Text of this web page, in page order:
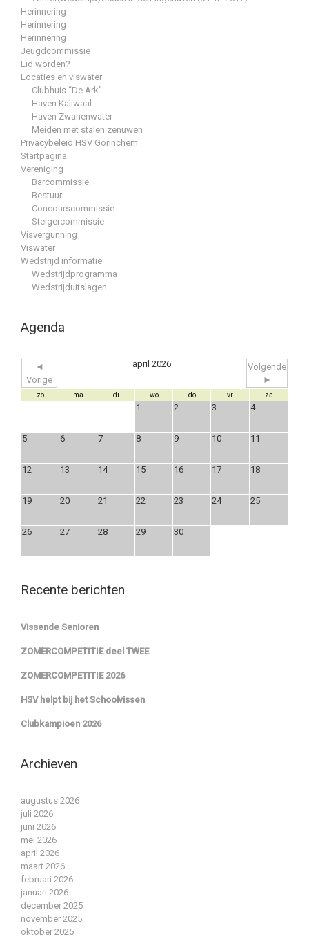
Herinnering
Herinnering
Herinnering
Jeugdcommissie
Lid worden?
Locaties en viswater
Clubhuis “De Ark”
Haven Kaliwaal
Haven Zwanenwater
Meiden met stalen zenuwen
Privacybeleid HSV Gorinchem
Startpagina
Vereniging
Barcommissie
Bestuur
Concourscommissie
Steigercommissie
Visvergunning
Viswater
Wedstrijd informatie
Wedstrijdprogramma
Wedstrijduitslagen
Agenda
◄
Vorige
april 2026
Volgende
►
zo ma di wo do vr za
1 2 3 4
5 6 7 8 9 10 11
12 13 14 15 16 17 18
19 20 21 22 23 24 25
26 27 28 29 30
Recente berichten
Vissende Senioren
ZOMERCOMPETITIE deel TWEE
ZOMERCOMPETITIE 2026
HSV helpt bij het Schoolvissen
Clubkampioen 2026
Archieven
augustus 2026
juli 2026
juni 2026
mei 2026
april 2026
maart 2026
februari 2026
januari 2026
december 2025
november 2025
oktober 2025